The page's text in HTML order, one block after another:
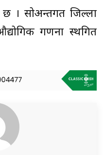
। सोअन्तर्गत जिल्ला
गणना स्थगित